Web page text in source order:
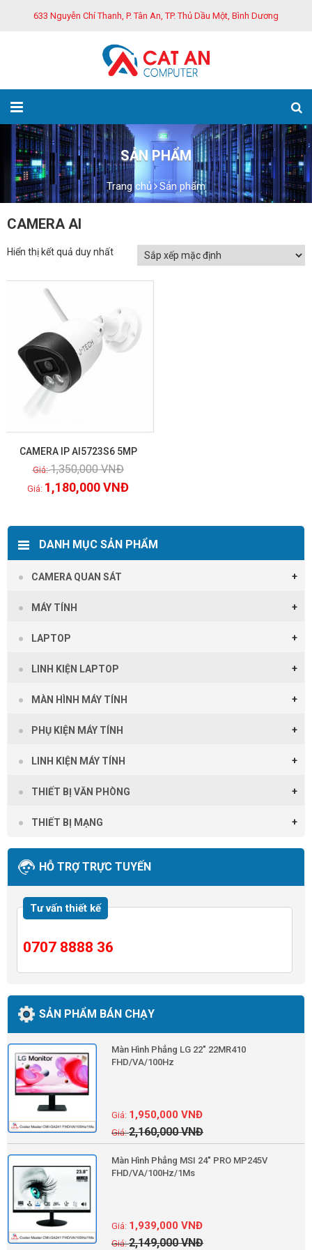
633 Nguyễn Chí Thanh, P. Tân An, TP. Thủ Dầu Một, Bình Dương
SẢN PHẨM
Trang chủ Sản phẩm
CAMERA AI
Hiển thị kết quả duy nhất
Xem chi tiết
CAMERA IP AI5723S6 5MP
1,350,000VNĐ
1,180,000VNĐ
DANH MỤC SẢN PHẨM
CAMERA QUAN SÁT
MÁY TÍNH
LAPTOP
LINH KIỆN LAPTOP
MÀN HÌNH MÁY TÍNH
PHỤ KIỆN MÁY TÍNH
LINH KIỆN MÁY TÍNH
THIẾT BỊ VĂN PHÒNG
THIẾT BỊ MẠNG
HỖ TRỢ TRỰC TUYẾN
Tư vấn thiết kế
0707 8888 36
SẢN PHẨM BÁN CHẠY
Màn Hình Phẳng LG 22" 22MR410
FHD/VA/100Hz
2,160,000VNĐ
1,950,000VNĐ
Màn Hình Phẳng MSI 24" PRO MP245V
FHD/VA/100Hz/1Ms
2,149,000VNĐ
1,939,000VNĐ